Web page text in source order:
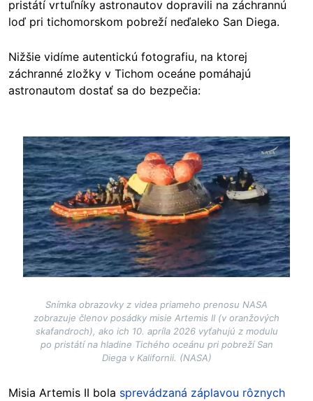
pristátí vrtuľníky astronautov dopravili na záchrannú
loď pri tichomorskom pobreží neďaleko San Diega.
Nižšie vidíme autentickú fotografiu, na ktorej
záchranné zložky v Tichom oceáne pomáhajú
astronautom dostať sa do bezpečia:
Image
Snímka obrazovky z videa priameho prenosu NASA
zobrazuje členov posádky misie Artemis II (v oranžových
skafandroch), ako ich 10. apríla 2026 vyťahujú z modulu
po pristátí na hladine Tichého oceánu pri pobreží San
Diega v Kalifornii. (NASA)
Misia Artemis II bola sprevádzaná záplavou rôznych